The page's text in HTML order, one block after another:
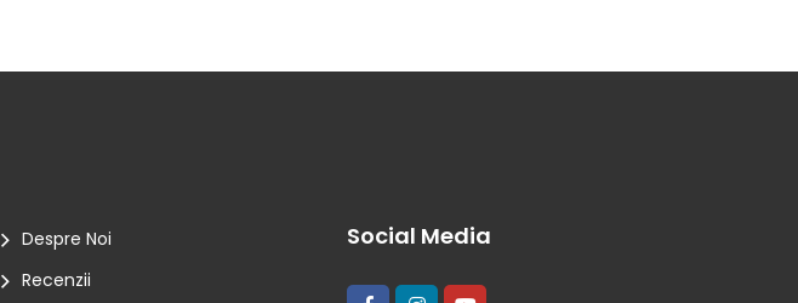
Despre Noi
Recenzii
Social Media